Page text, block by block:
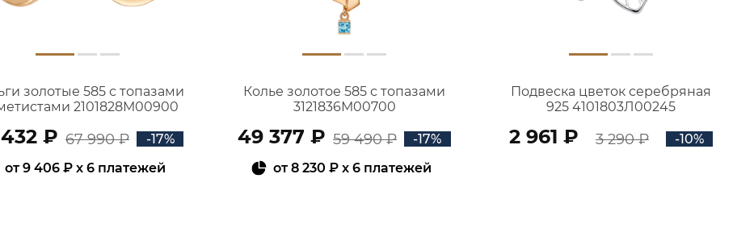
золотые 585 с топазами
2101828М00900
₽ 67 990 ₽
-17%
от9 406 ₽ x 6 платежей
Колье золотое 585 с топазами
3121836М00700
49 377 ₽ 59 490 ₽
-17%
от8 230 ₽x 6 платежей
Подвеска цветок серебряная
925 4101803Л00245
2 961 ₽ 3 290 ₽ -10%